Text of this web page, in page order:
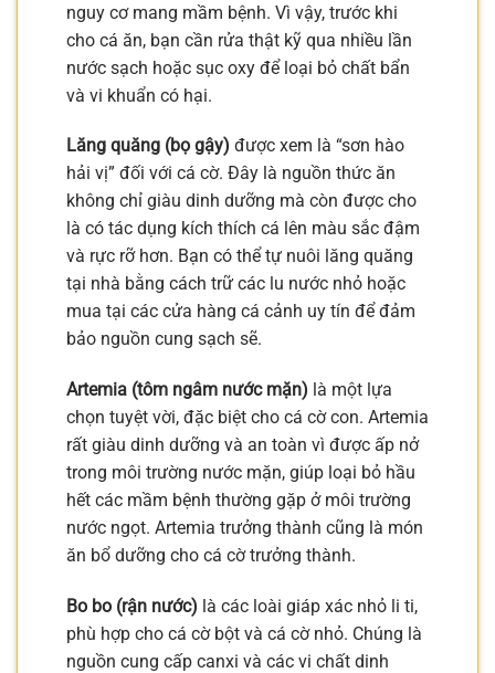
nguy cơ mang mầm bệnh. Vì vậy, trước khi
cho cá ăn, bạn cần rửa thật kỹ qua nhiều lần
nước sạch hoặc sục oxy để loại bỏ chất bẩn
và vi khuẩn có hại.
Lăng quăng (bọ gậy) được xem là “sơn hào
hải vị” đối với cá cờ. Đây là nguồn thức ăn
không chỉ giàu dinh dưỡng mà còn được cho
là có tác dụng kích thích cá lên màu sắc đậm
và rực rỡ hơn. Bạn có thể tự nuôi lăng quăng
tại nhà bằng cách trữ các lu nước nhỏ hoặc
mua tại các cửa hàng cá cảnh uy tín để đảm
bảo nguồn cung sạch sẽ.
Artemia (tôm ngâm nước mặn) là một lựa
chọn tuyệt vời, đặc biệt cho cá cờ con. Artemia
rất giàu dinh dưỡng và an toàn vì được ấp nở
trong môi trường nước mặn, giúp loại bỏ hầu
hết các mầm bệnh thường gặp ở môi trường
nước ngọt. Artemia trưởng thành cũng là món
ăn bổ dưỡng cho cá cờ trưởng thành.
Bo bo (rận nước) là các loài giáp xác nhỏ li ti,
phù hợp cho cá cờ bột và cá cờ nhỏ. Chúng là
nguồn cung cấp canxi và các vi chất dinh